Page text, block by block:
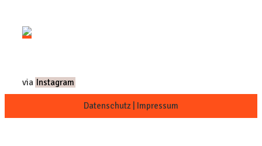
Datenschutz Impressum
via Instagram